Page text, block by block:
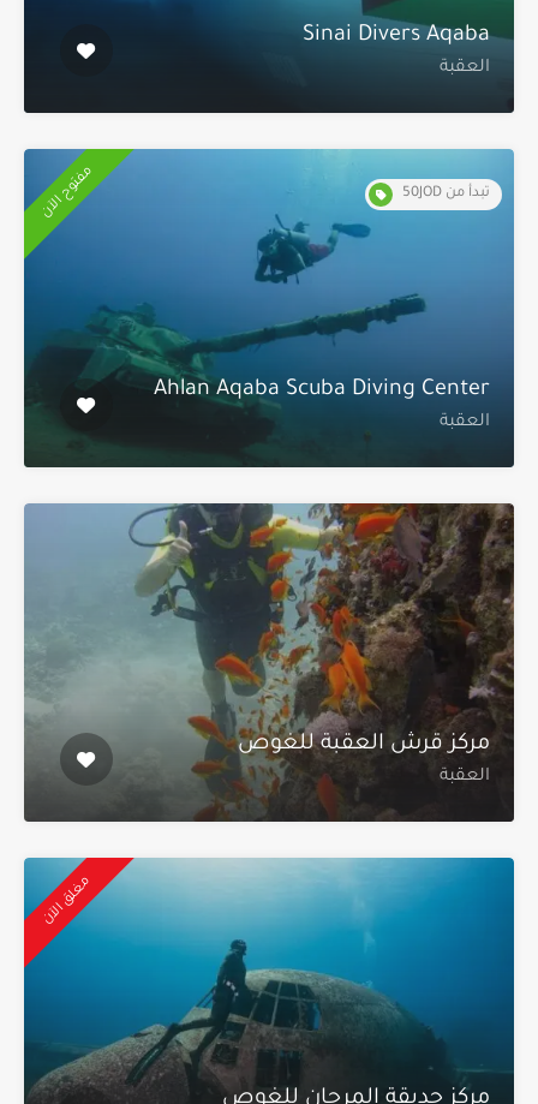
Sinai Divers Aqaba
العقبة
تبدأ من 50JOD مفتوح الآن
Ahlan Aqaba Scuba Diving Center
العقبة
مركز قرش العقبة للغوص
العقبة
مغلق الآن
مركز حديقة المرجان للغوص